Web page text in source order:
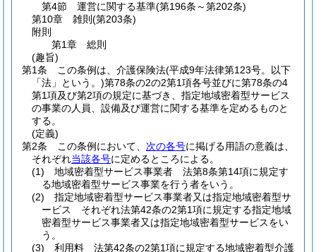
第4節
運営に関する基準(第196条～第202条)
第10章
雑則 (第203条)
附則
第1章
総則
(趣旨)
第1条
この条例は、介護保険法(平成9年法律第123号。以下
「法」という。)第78条の2の2第1項各号並びに第78条の4
第1項及び第2項の規定に基づき、指定地域密着型サービス
の事業の人員、設備及び運営に関する基準を定めるものと
する。
(定義)
第2条
この条例において、 次の各号に掲げる用語の意義は、
それぞれ当該各号に定めるところによる。
(1)
地域密着型サービス事業者 法第8条第14項に規定す
る地域密着型サービス事業を行う者をいう。
(2)
指定地域密着型サービス事業者又は指定地域密着型サ
ービス それぞれ法第42条の2第1項に規定する指定地域
密着型サービス事業者又は指定地域密着型サービスをい
う。
(3)
利用料 法第42条の2第1項に規定する地域密着型介護